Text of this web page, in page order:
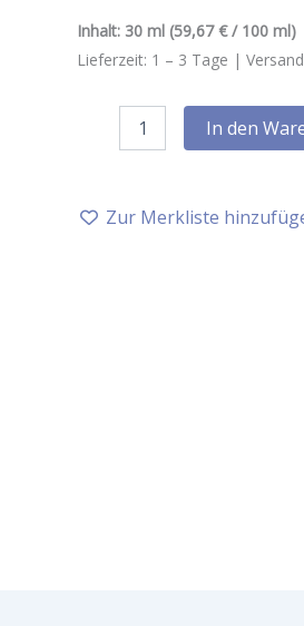
Inhalt: 30 ml (59,67 € / 100 ml)
Lieferzeit: 1 – 3 Tage |
Aromaspray
30
ml
In den
Zur Merkliste